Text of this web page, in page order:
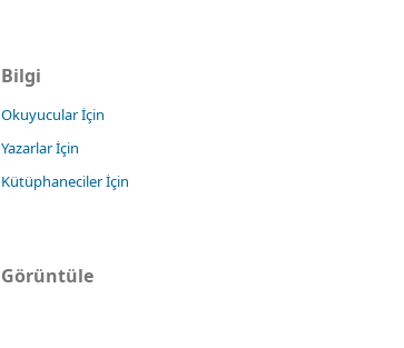
Bilgi
Okuyucular İçin
Yazarlar İçin
Kütüphaneciler İçin
Görüntüle